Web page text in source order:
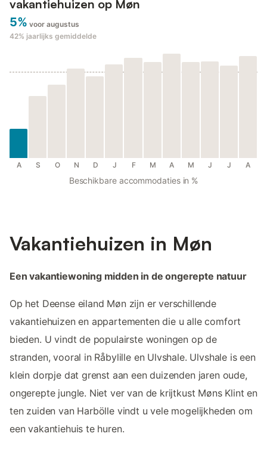
vakantiehuizen op Møn
5% voor augustus
42% jaarlijks gemiddelde
A S O N D J F M A M J J A
Beschikbare accommodaties in %
Vakantiehuizen in Møn
Een vakantiewoning midden in de ongerepte natuur
Op het Deense eiland Møn zijn er verschillende
vakantiehuizen en appartementen die u alle comfort
bieden. U vindt de populairste woningen op de
stranden, vooral in Råbylille en Ulvshale. Ulvshale is een
klein dorpje dat grenst aan een duizenden jaren oude,
ongerepte jungle. Niet ver van de krijtkust Møns Klint en
ten zuiden van Harbölle vindt u vele mogelijkheden om
een vakantiehuis te huren.